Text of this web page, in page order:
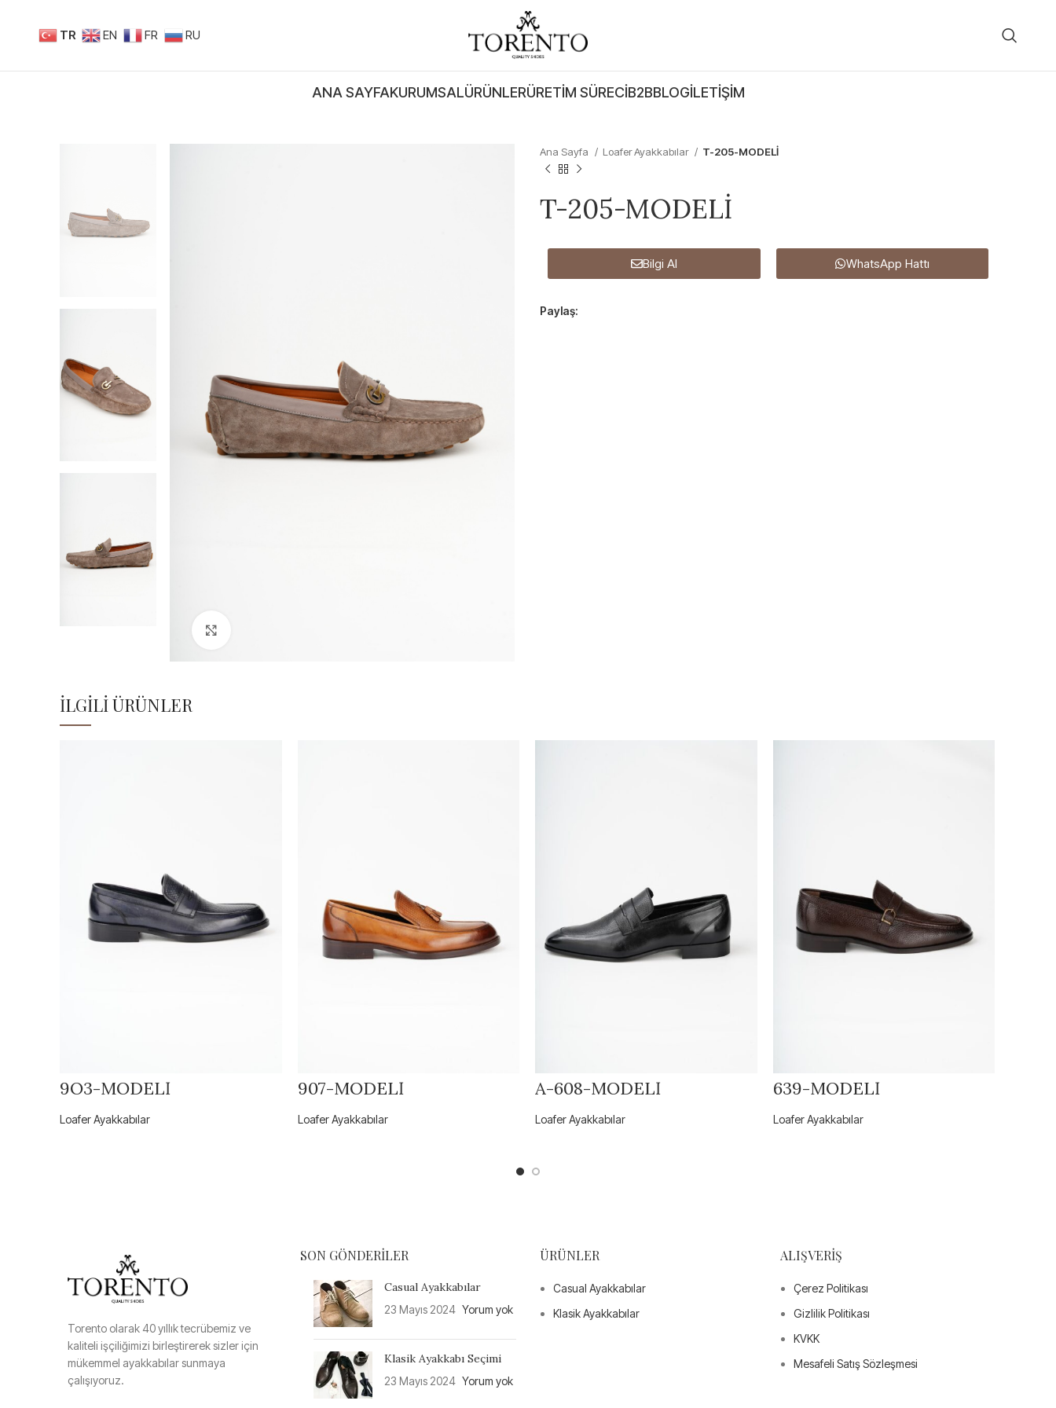
TR EN FR RU
ANA SAYFAKURUMSALÜRÜNLERÜRETIM SÜRECIB2BBLOGİLETIŞIM
Ana Sayfa Loafer Ayakkabılar T-205-MODELİ
T-205-MODELİ
Bilgi Al WhatsApp Hattı
Paylaş:
İLGILI ÜRÜNLER
9O3-MODELİ
Loafer Ayakkabılar
907-MODELİ
Loafer Ayakkabılar
A-608-MODELİ
Loafer Ayakkabılar
639-MODELİ
Loafer Ayakkabılar
Torento olarak 40 yıllık tecrübemiz ve
kaliteli işçiliğimizi birleştirerek sizler için
mükemmel ayakkabılar sunmaya
çalışıyoruz.
SON GÖNDERILER
Casual Ayakkabılar
23 Mayıs 2024 Yorum yok
Klasik Ayakkabı Seçimi
23 Mayıs 2024 Yorum yok
ÜRÜNLER
Casual Ayakkabılar
Klasik Ayakkabılar
ALIŞVERIŞ
Çerez Politikası
Gizlilik Politikası
KVKK
Mesafeli Satış Sözleşmesi